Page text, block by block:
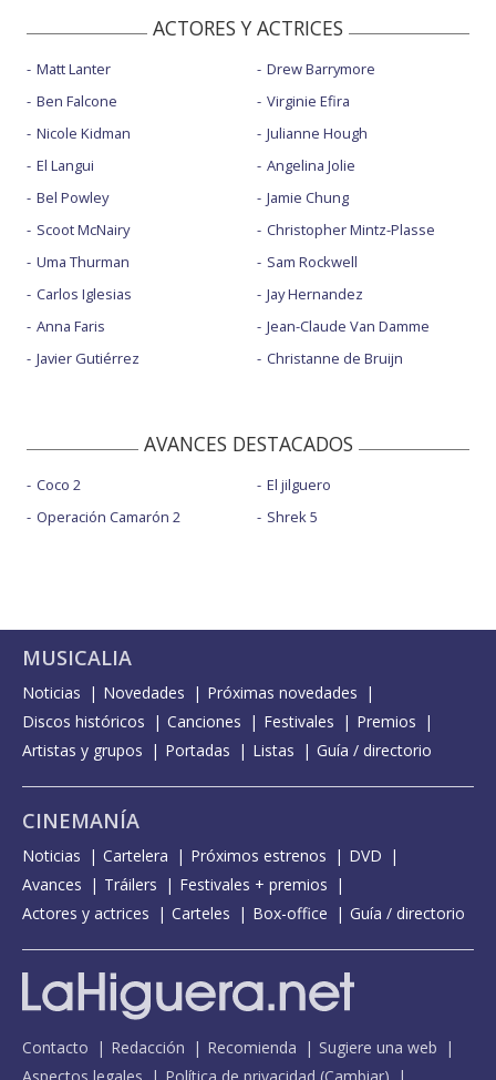
ACTORES Y ACTRICES
Matt Lanter
Ben Falcone
Nicole Kidman
El Langui
Bel Powley
Scoot McNairy
Uma Thurman
Carlos Iglesias
Anna Faris
Javier Gutiérrez
Drew Barrymore
Virginie Efira
Julianne Hough
Angelina Jolie
Jamie Chung
Christopher Mintz-Plasse
Sam Rockwell
Jay Hernandez
Jean-Claude Van Damme
Christanne de Bruijn
AVANCES DESTACADOS
Coco 2
Operación Camarón 2
El jilguero
Shrek 5
MUSICALIA
Noticias Novedades
Próximas novedades
Discos históricos
Canciones Festivales
Premios
Artistas y grupos
Portadas Listas Guía / directorio
CINEMANÍA
Noticias Cartelera Próximos estrenos
DVD
Avances
Tráilers
Festivales + premios
Actores y actrices
Carteles Box-office Guía / directorio
Contacto Redacción Recomienda
Sugiere una web